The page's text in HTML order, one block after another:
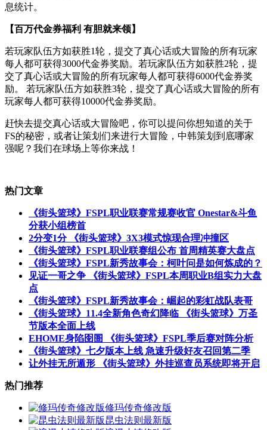
息统计。
【百万代金券福利 有胆就来领】
若玩家队伍方如获胜1轮，提交了真心话或大冒险的所有玩家
每人都可获得3000代金券奖励。若玩家队伍方如获胜2轮，提
交了真心话或大冒险的所有玩家每人都可获得6000代金券奖
励。 若玩家队伍方如获胜3轮，提交了真心话或大冒险的所有
玩家每人都可获得10000代金券奖励。
赶快去提交真心话或大冒险吧，你可以提问你想知道的关于
FS的秘密，或者让策划们来进行大冒险，中韩策划到底哪家
强呢？我们在球场上等你来战！
热门文章
《街头篮球》FSPL职业联赛常规赛收官 Onestar&斗鱼
分获小组榜首
2分变1分 《街头篮球》3X3模式惊现合理冲撞区
《街头篮球》FSPL职业联赛组公布 首周精英赛大盘点
《街头篮球》FSPL新秀故事会：柯叶问是如何炼成的？
见证一哥之争 《街头篮球》FSPL本周职业B组实力大盘
点
《街头篮球》FSPL新秀故事会：崛起的彩虹战队表哥
《街头篮球》11.4全新角色奇幻降临 《街头篮球》万圣
节版本全面上线
EHOME身陷囹圄 《街头篮球》FSPL季后赛对阵分析
《街头篮球》七夕版本上线 急速升级好友召回第二季
让外挂无所遁形 《街头篮球》外挂巡查员系统即将开启
热门推荐
修玛传奇修改版
昆虫法则最新版